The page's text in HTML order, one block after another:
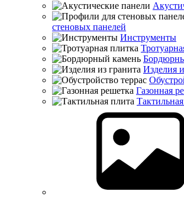
стеновых панелей
Инструменты
Изделия
Газонная